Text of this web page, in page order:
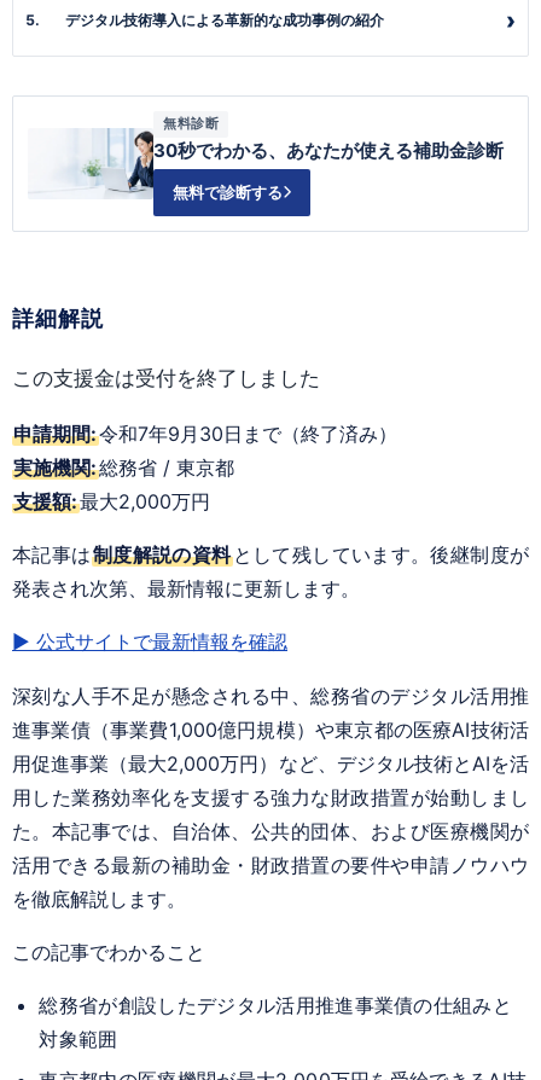
デジタル技術導入による革新的な成功事例の紹介
無料診断
30秒でわかる、あなたが使える補助金診断
無料で診断する
詳細解説
この支援金は受付を終了しました
申請期間:令和7年9月30日まで（終了済み）
実施機関:総務省 / 東京都
支援額:最大2,000万円
本記事は制度解説の資料として残しています。後継制度が
発表され次第、最新情報に更新します。
▶ 公式サイトで最新情報を確認
深刻な人手不足が懸念される中、総務省のデジタル活用推
進事業債（事業費1,000億円規模）や東京都の医療AI技術活
用促進事業（最大2,000万円）など、デジタル技術とAIを活
用した業務効率化を支援する強力な財政措置が始動しまし
た。本記事では、自治体、公共的団体、および医療機関が
活用できる最新の補助金・財政措置の要件や申請ノウハウ
を徹底解説します。
この記事でわかること
総務省が創設したデジタル活用推進事業債の仕組みと
対象範囲